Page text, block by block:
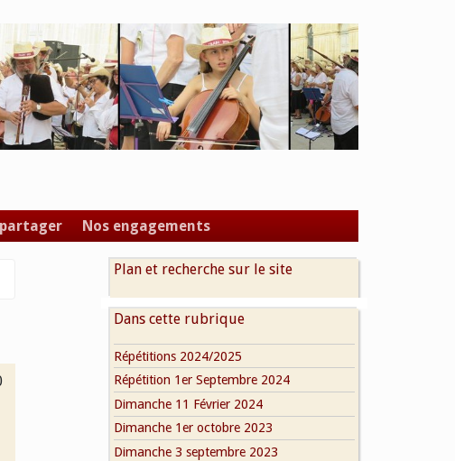
Nos engagements
Plan et recherche sur le site
Dans cette rubrique
Répétitions 2024/2025
Répétition 1er Septembre 2024
Dimanche 11 Février 2024
Dimanche 1er octobre 2023
Dimanche 3 septembre 2023